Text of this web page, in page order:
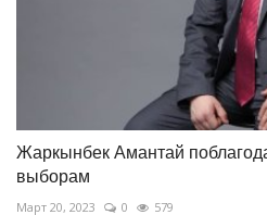
Жаркынбек Амантай
выборам
Март 20, 2023 0 579